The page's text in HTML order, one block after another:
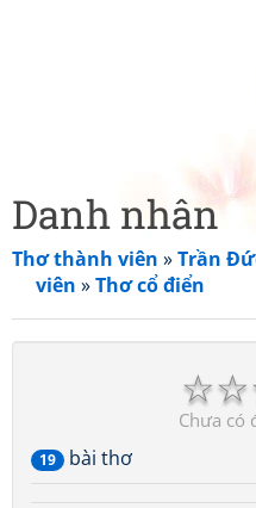
Danh nhân
Thơ thành viên »Trần
viên »Thơ cổ điển
☆
☆
Chưa có
19 bài thơ